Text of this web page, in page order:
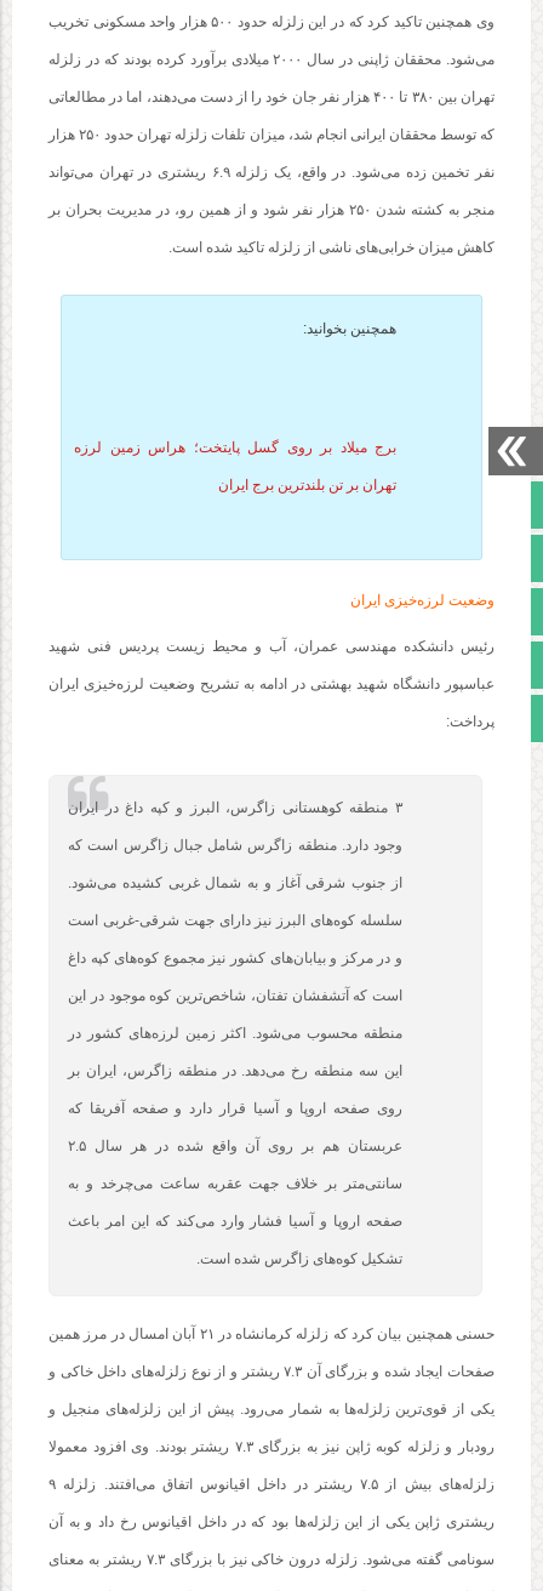
تالار گفتمان
مجوز سایت
وی همچنین تاکید کرد که در این زلزله حدود ۵۰۰ هزار واحد مسکونی تخریب
می‌شود. محققان ژاپنی در سال ۲۰۰۰ میلادی برآورد کرده بودند که در زلزله
تهران بین ۳۸۰ تا ۴۰۰ هزار نفر جان خود را از دست می‌دهند، اما در مطالعاتی
که توسط محققان ایرانی انجام شد، میزان تلفات زلزله تهران حدود ۲۵۰ هزار
نفر تخمین زده می‌شود. در واقع، یک زلزله ۶.۹ ریشتری در تهران می‌تواند
منجر به کشته شدن ۲۵۰ هزار نفر شود و از همین رو، در مدیریت بحران بر
کاهش میزان خرابی‌های ناشی از زلزله تاکید شده است.
همچنین بخوانید:
برج میلاد بر روی گسل پایتخت؛ هراس زمین لرزه
تهران بر تن بلندترین برج ایران
وضعیت لرزه‌خیزی ایران
رئیس دانشکده مهندسی عمران، آب و محیط زیست پردیس فنی شهید
عباسپور دانشگاه شهید بهشتی در ادامه به تشریح وضعیت لرزه‌خیزی ایران
پرداخت:
۳ منطقه کوهستانی زاگرس، البرز و کپه داغ در ایران
وجود دارد. منطقه زاگرس شامل جبال زاگرس است که
از جنوب شرقی آغاز و به شمال غربی کشیده می‌شود.
سلسله کوه‌های البرز نیز دارای جهت شرقی-غربی است
و در مرکز و بیابان‌های کشور نیز مجموع کوه‌های کپه داغ
است که آتشفشان تفتان، شاخص‌ترین کوه موجود در این
منطقه محسوب می‌شود. اکثر زمین لرزه‌های کشور در
این سه منطقه رخ می‌دهد. در منطقه زاگرس، ایران بر
روی صفحه اروپا و آسیا قرار دارد و صفحه آفریقا که
عربستان هم بر روی آن واقع شده در هر سال ۲.۵
سانتی‌متر بر خلاف جهت عقربه ساعت می‌چرخد و به
صفحه اروپا و آسیا فشار وارد می‌کند که این امر باعث
تشکیل کوه‌های زاگرس شده است.
حسنی همچنین بیان کرد که زلزله کرمانشاه در ۲۱ آبان امسال در مرز همین
صفحات ایجاد شده و بزرگای آن ۷.۳ ریشتر و از نوع زلزله‌های داخل خاکی و
یکی از قوی‌ترین زلزله‌ها به شمار می‌رود. پیش از این زلزله‌های منجیل و
رودبار و زلزله کوبه ژاپن نیز به بزرگای ۷.۳ ریشتر بودند. وی افزود معمولا
زلزله‌های بیش از ۷.۵ ریشتر در داخل اقیانوس اتفاق می‌افتند. زلزله ۹
ریشتری ژاپن یکی از این زلزله‌ها بود که در داخل اقیانوس رخ داد و به آن
سونامی گفته می‌شود. زلزله درون خاکی نیز با بزرگای ۷.۳ ریشتر به معنای